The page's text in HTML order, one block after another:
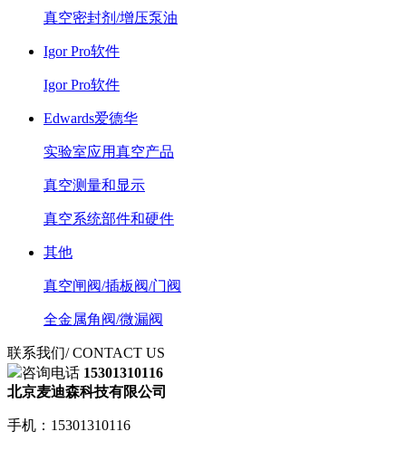
真空密封剂/增压泵油
Igor Pro软件
Igor Pro软件
Edwards爱德华
实验室应用真空产品
真空测量和显示
真空系统部件和硬件
其他
真空闸阀/插板阀/门阀
全金属角阀/微漏阀
联系我们/ CONTACT US
咨询电话 15301310116
北京麦迪森科技有限公司
手机：15301310116